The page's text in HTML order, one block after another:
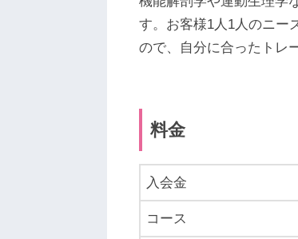
す。お客様1人1人のニー
ので、自分に合ったトレ
料金
入会金
コース